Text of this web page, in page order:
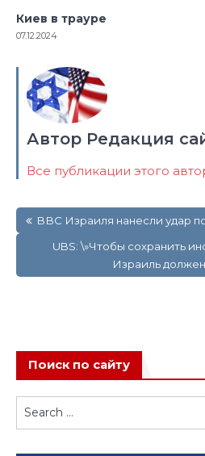
Киев в трауре
07.12.2024
Автор Редакция
Все публикации этого
по
записям
ВВС Израиля нанесли удар
UBS: \»Чтобы сохранить
Израиль
Поиск по сайту
Search
for: